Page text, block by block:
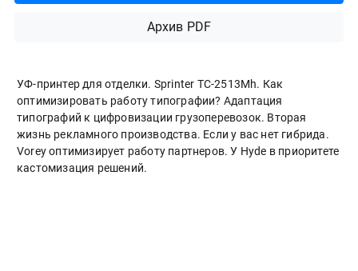
Архив PDF
УФ-принтер для отделки. Sprinter ТС-2513Mh. Как
оптимизировать работу типографии? Адаптация
типографий к цифровизации грузоперевозок. Вторая
жизнь рекламного производства. Если у вас нет гибрида.
Vorey оптимизирует работу партнеров. У Hyde в приоритете
кастомизация решений.